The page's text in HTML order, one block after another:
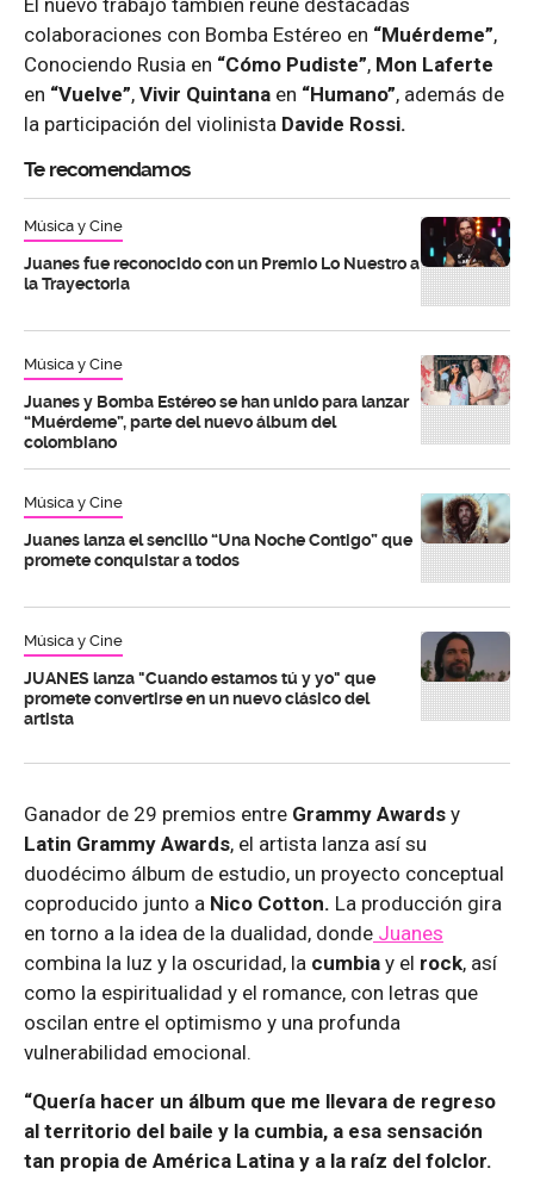
colaboraciones con Bomba Estéreo en “Muérdeme”,
Conociendo Rusia en “Cómo Pudiste”, Mon Laferte
en “Vuelve”, Vivir Quintana en “Humano”, además de
la participación del violinista Davide Rossi.
Te recomendamos
Música y Cine
Juanes fue reconocido con un Premio Lo Nuestro a
la Trayectoria
Música y Cine
Juanes y Bomba Estéreo se han unido para lanzar
“Muérdeme”, parte del nuevo álbum del
colombiano
Música y Cine
Juanes lanza el sencillo “Una Noche Contigo” que
promete conquistar a todos
Música y Cine
JUANES lanza "Cuando estamos tú y yo" que
promete convertirse en un nuevo clásico del
artista
Ganador de 29 premios entre Grammy Awards y
Latin Grammy Awards, el artista lanza así su
duodécimo álbum de estudio, un proyecto conceptual
coproducido junto a Nico Cotton. La producción gira
en torno a la idea de la dualidad, donde Juanes
combina la luz y la oscuridad, la cumbia y el rock, así
como la espiritualidad y el romance, con letras que
oscilan entre el optimismo y una profunda
vulnerabilidad emocional.
“Quería hacer un álbum que me llevara de regreso
al territorio del baile y la cumbia, a esa sensación
tan propia de América Latina y a la raíz del folclor.